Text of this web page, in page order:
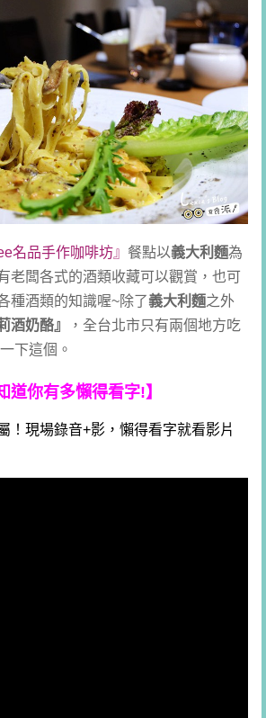
名品手作咖啡坊』 餐點以義大利麵為
老闆各式的酒類收藏可以觀賞，也可
種酒類的知識喔~除了義大利麵之外
酒奶酪』
，全台北市只有兩個地方吃
下這個。
道你有多懶得看字!】
！現場錄音+影，懶得看字就看影片